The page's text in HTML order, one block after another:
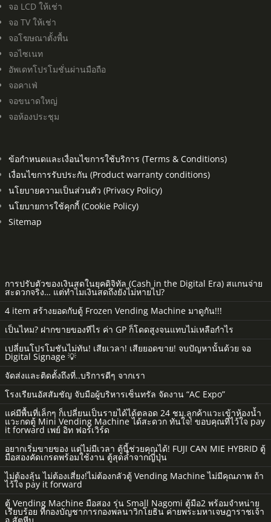
จอ LCD ให้เช่า
จอ TV ให้เช่า
จอโฆษณาตั้งพื้น
จอไซเนท
อัพเดทโปรโมชั่นผ่านมือถือ
จอคาเฟ่
จอขนาดใหญ่
จอห้องประชุม
ข้อกำหนดและเงื่อนไขการใช้บริการ (Terms & Conditions)
เงื่อนไขการรับประกัน (Product warranty conditions)
นโยบายความเป็นส่วนตัว (Privacy Policy)
นโยบายการใช้คุกกี้ (Cookie Policy)
Sitemap
การปรับตัวของเงินสดในยุคดิจิทัล (Cash in the Digital Era) สแกนจ่าย
สะดวกจริง… แต่ทำไมเงินสดถึงยังไม่หายไป?
4 item สร้างยอดกับตู้ Frozen Vending Machine มาดูกัน!!!
เป็นไหม? ฝากขายของทีไร ค่า GP ก็โดดสูงจนแทบไม่เหลือกำไร
เปลี่ยนโปรโมชันไม่ทัน! เสียเวลา! เสียยอดขาย! จบปัญหานั้นด้วย จอ
Digital Signage 💡
จัดส่งและติดตั้งถึงที่..บริการดีๆ จากเรา
โรงเรียนอัสสัมชัญ จับมือผู้บริหารเซ็นทรัล จัดงาน “AC Expo”
แค่มีพื้นที่เล็กๆ ก็เปลี่ยนเป็นรายได้ได้ตลอด 24 ชม.ลูกค้าแวะเข้าห้องน้ำ
แวะกดตู้ Mini Vending Machine ได้สะดวก ทันใจ! ขอบคุณที่ไว้ใจ pay
it forward เพย์ อิท ฟอร์เวิร์ด
อยากเริ่มขายของ แต่ไม่มีเวลา ตู้นี้ช่วยคุณได้! FUJI CAN MIE HYBRID ตู้
มือสองคัดเกรดพร้อมใช้งาน ตู้สุดล้ำจากญี่ปุ่น
ไม่ต้องลุ้น ไม่ต้องเสี่ยง!ไม่ต้องกลัวตู้ Vending Machine ไม่มีคุณภาพ ถ้า
ไว้ใจ pay it forward
ตู้ Vending Machine มือสอง รุ่น Small Nagomi ตู้มือ2 พร้อมจำหน่าย
เรียบร้อย ที่กองบัญชาการกองพลนาวิกโยธิน ค่ายพระมหาเจษฎาราชเจ้า